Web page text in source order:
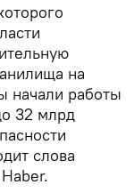
на
начали работы
32 млрд
слова